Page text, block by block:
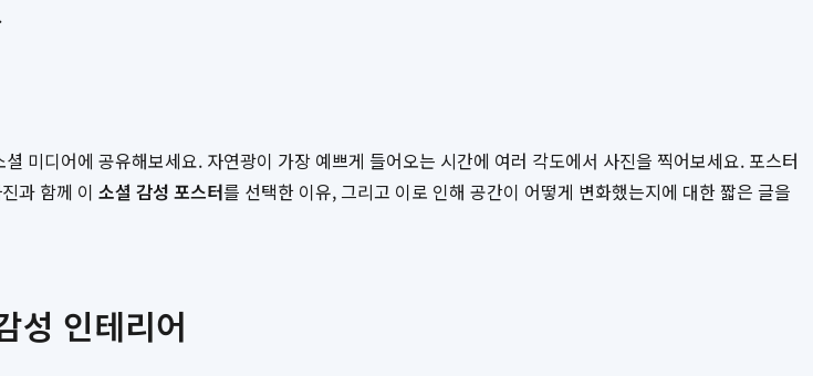
미디어에 공유해보세요. 자연광이 가장 예쁘게 들어오는 시간에 여러 각도에서 사진을 찍어보세요. 포스터
과 함께 이 소셜 감성 포스터를 선택한 이유, 그리고 이로 인해 공간이 어떻게 변화했는지에 대한 짧은 글을
성 인테리어